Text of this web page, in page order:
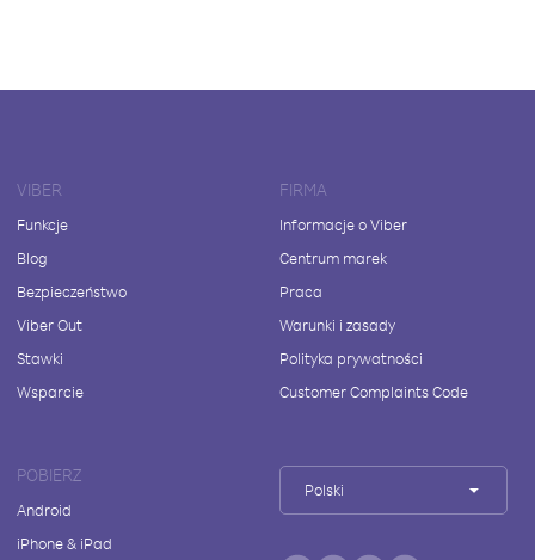
VIBER
Funkcje
Blog
Bezpieczeństwo
Viber Out
Stawki
Wsparcie
FIRMA
Informacje o Viber
Centrum marek
Praca
Warunki i zasady
Polityka prywatności
Customer Complaints Code
POBIERZ
Android
iPhone & iPad
Polski